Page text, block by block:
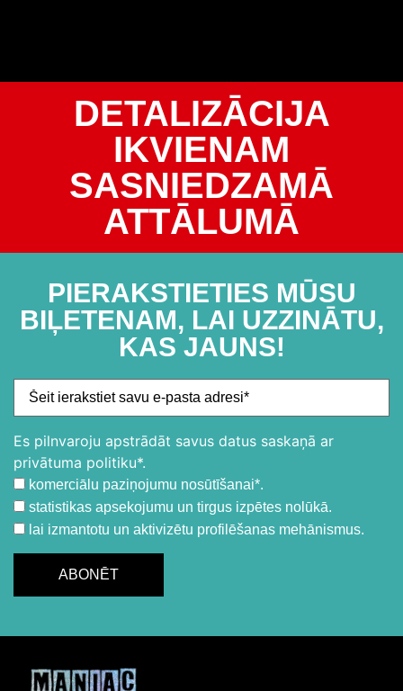
DETALIZĀCIJA
IKVIENAM
SASNIEDZAMĀ
ATTĀLUMĀ
PIERAKSTIETIES MŪSU
BIĻETENAM, LAI UZZINĀTU,
KAS JAUNS!
Es pilnvaroju apstrādāt savus datus saskaņā ar
privātuma politiku*.
komerciālu paziņojumu nosūtīšanai*.
statistikas apsekojumu un tirgus izpētes nolūkā.
lai izmantotu un aktivizētu profilēšanas mehānismus.